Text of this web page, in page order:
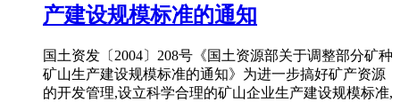
产建设规模标准的通知
国土资发〔2004〕208号《国土资源部关于调整部分矿种
矿山生产建设规模标准的通知》为进一步搞好矿产资源
的开发管理,设立科学合理的矿山企业生产建设规模标准,